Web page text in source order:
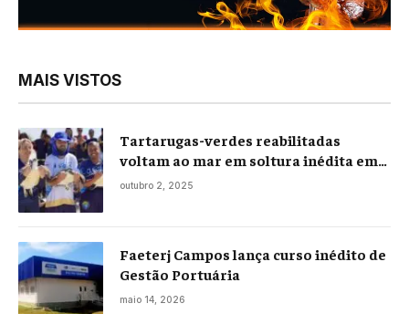
MAIS VISTOS
Tartarugas-verdes reabilitadas
voltam ao mar em soltura inédita em
Praia Seca
outubro 2, 2025
Faeterj Campos lança curso inédito de
Gestão Portuária
maio 14, 2026